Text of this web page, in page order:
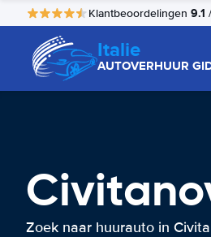
Klantbeoordelingen 9.1
Italie
AUTOVERHUUR
Zoek naar huurauto in